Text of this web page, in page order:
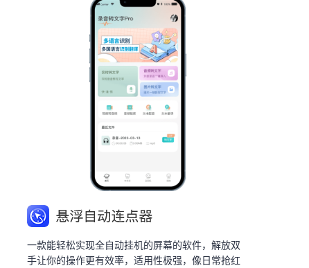
一款能轻松实现全自动挂机的屏幕的软件，解放双
手让你的操作更有效率，适用性极强，像日常抢红